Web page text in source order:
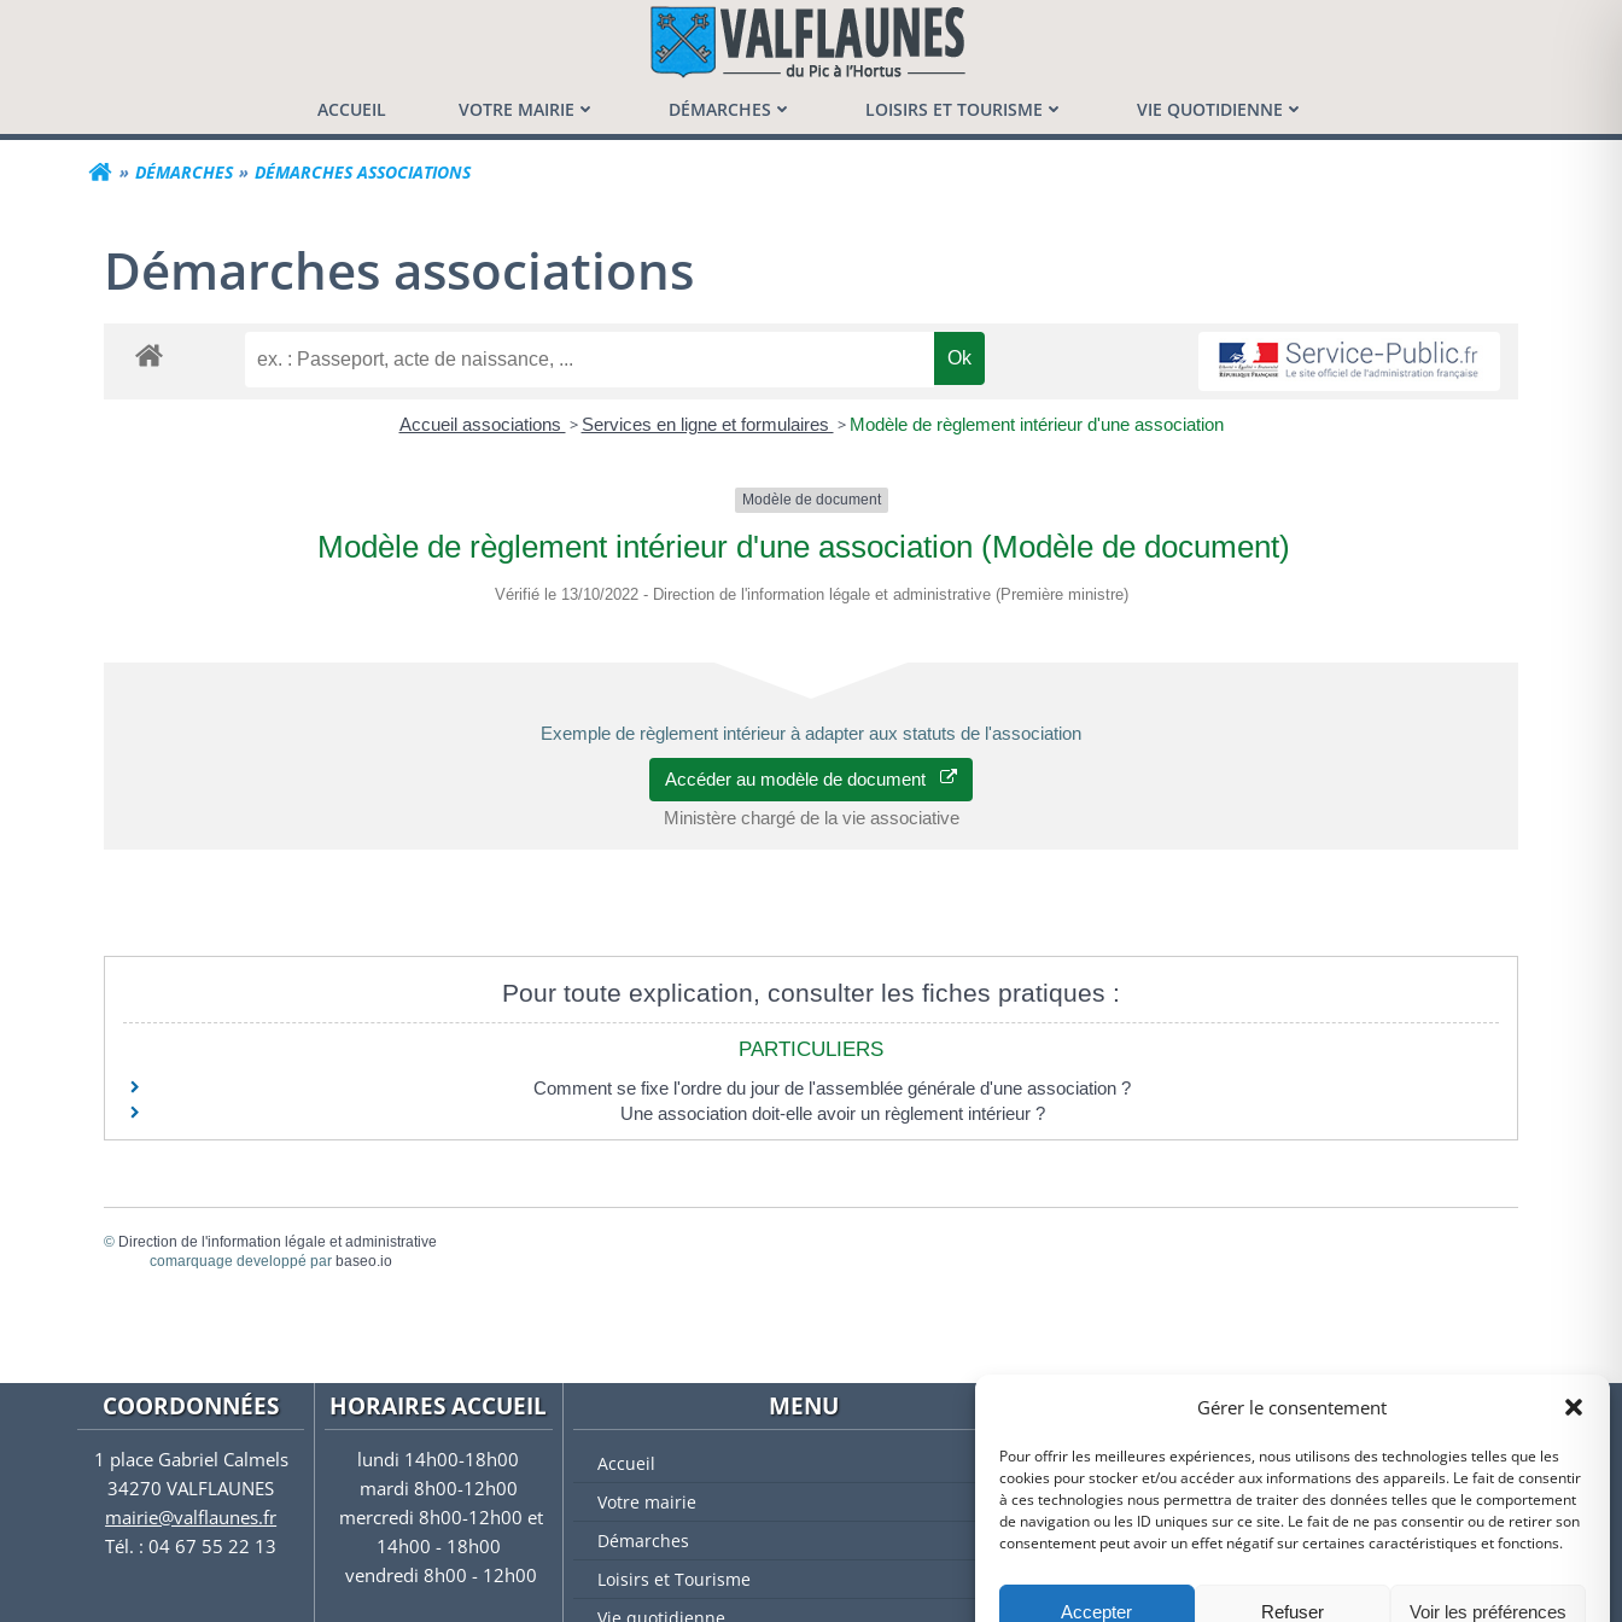
Gérer le consentement
Pour offrir les meilleures expériences, nous utilisons des technologies telles que les
cookies pour stocker et/ou accéder aux informations des appareils. Le fait de consentir
à ces technologies nous permettra de traiter des données telles que le comportement
de navigation ou les ID uniques sur ce site. Le fait de ne pas consentir ou de retirer son
consentement peut avoir un effet négatif sur certaines caractéristiques et fonctions.
Accepter Refuser Voir les préférences
Commune de Valflaunès
ACCUEIL VOTRE MAIRIE DÉMARCHES LOISIRS ET TOURISME VIE QUOTIDIENNE
DÉMARCHES DÉMARCHES ASSOCIATIONS
Démarches associations
Accueil associations > Services en ligne et formulaires > Modèle de règlement intérieur d'une association
Modèle de document
Modèle de règlement intérieur d'une association (Modèle de document)
Vérifié le 13/10/2022 - Direction de l'information légale et administrative (Première ministre)
Exemple de règlement intérieur à adapter aux statuts de l'association
Accéder au modèle de document
Ministère chargé de la vie associative
Pour toute explication, consulter les fiches pratiques :
PARTICULIERS
Comment se fixe l'ordre du jour de l'assemblée générale d'une association ?
Une association doit-elle avoir un règlement intérieur ?
© Direction de l'information légale et administrative
comarquage developpé par baseo.io
COORDONNÉES
1 place Gabriel Calmels
34270 VALFLAUNES
mairie@valflaunes.fr
Tél. : 04 67 55 22 13
HORAIRES ACCUEIL
lundi 14h00-18h00
mardi 8h00-12h00
mercredi 8h00-12h00 et
14h00 - 18h00
vendredi 8h00 - 12h00
MENU
Accueil
Votre mairie
Démarches
Loisirs et Tourisme
PARTENAIRES
Suivez-nous sur